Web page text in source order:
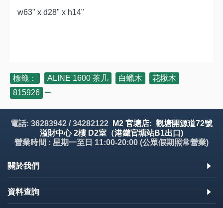
w63" x d28" x h14"
標籤： ALINE 1600 茶几 白蠟木 花梑木
815926
電話: 36283942 / 34282122
M2 官塘店: 觀塘開源道72號
溢財中心 2樓 D2室（港鐵官塘站B1出口)
營業時間 : 星期一至日 11:00-20:00 (公眾假期照常營業)
關於我們
資料查詢